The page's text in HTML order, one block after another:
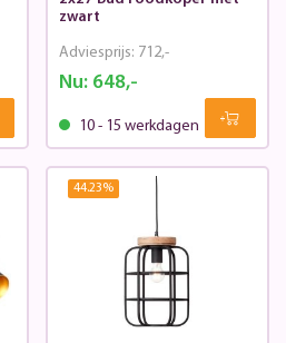
zwart
Nu: 648,-
Adviesprijs: 712,-
10 - 15 werkdagen
44.23%